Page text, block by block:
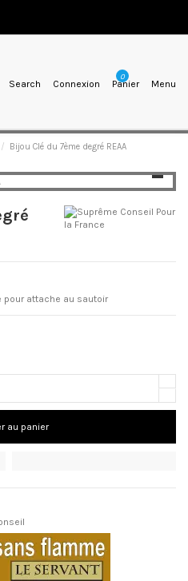
Search Connexion
0
Panier Menu
Bijou Clé du 7ème degré REAA
pour attache au sautoir
au panier